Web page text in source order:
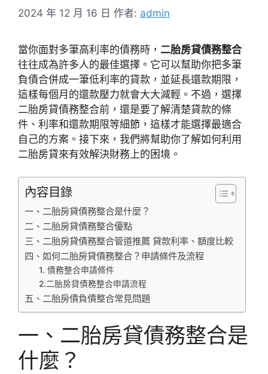
2024 年 12 月 16 日 作者: admin
當你面對多筆高利率的債務時， 二胎房貸債務整合
往往成為許多人的最佳選擇。它可以幫助你把多筆
負債合併成一筆低利率的貸款，並延長還款期限，
這樣每個月的還款壓力就會大大減輕。不過，選擇
二胎房貸債務整合前，還是要了解清楚貸款的條
件、利率和還款期限等細節，這樣才能選擇最適合
自己的方案。接下來，我們將幫助你了解如何利用
二胎房貸來有效解決財務上的困境。
內容目錄
一、二胎房貸債務整合是什麼？
二、二胎房貸債務整合優點
三、二胎房貸債務整合管道推薦 貸款利率、額度比較
四、如何二胎房貸債務整合？申請條件及流程
1. 債務整合申請條件
2.二胎房貸債務整合申請流程
五、二胎房債負債整合常見問題
一、二胎房貸債務整合是
什麼？